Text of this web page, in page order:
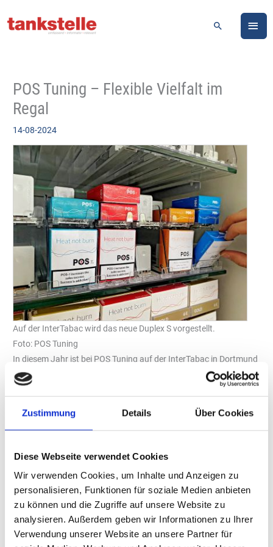
Zustimmung Details Über Cookies
Diese Webseite verwendet Cookies
Wir verwenden Cookies, um Inhalte und Anzeigen zu
personalisieren, Funktionen für soziale Medien anbieten
zu können und die Zugriffe auf unsere Website zu
analysieren. Außerdem geben wir Informationen zu Ihrer
Verwendung unserer Website an unsere Partner für
Inhalt
Suchen
POS Tuning – Flexible Vielfalt im
Regal
14-08-2024
Auf der InterTabac wird das neue Duplex S vorgestellt.
Foto: POS Tuning
In diesem Jahr ist bei POS Tuning auf der InterTabac in Dortmund
manches ein wenig anders: Der Standort auf dem Messegelände
ist neu. Das Unternehmen ist nun in Halle NE (Nordeingang) am
Lösungen, die für Marken und Händler mehr Gewinn und
Schließlich wächst die Auswahl und Menge der Marken und
Produkte ständig, die am Point of Sale präsentiert werden wollen.
Traditionelle oder auch New Generation-Produkte müssen
attraktiv im Regal oder Display untergebracht werden. Dabei
variieren mittlerweile auch die Produktgrößen von S bis XL.
Um diese Variantenvielfalt bestmöglich in Szene zu setzen, kann